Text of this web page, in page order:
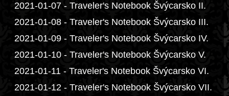
2021-01-07 - Traveler's Notebook Švýcarsko II.
2021-01-08 - Traveler's Notebook Švýcarsko III.
2021-01-09 - Traveler's Notebook Švýcarsko IV.
2021-01-10 - Traveler's Notebook Švýcarsko V.
2021-01-11 - Traveler's Notebook Švýcarsko VI.
2021-01-12 - Traveler's Notebook Švýcarsko VII.